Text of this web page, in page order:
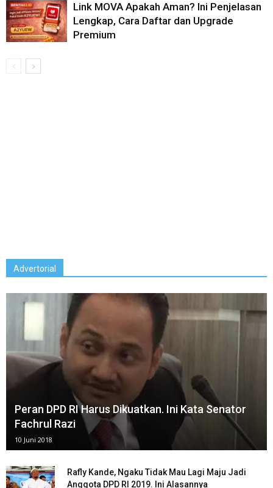
Link MOVA Apakah Aman? Ini Penjelasan
Lengkap, Cara Daftar dan Upgrade
Premium
Advertorial
Peran DPD RI Harus Dikuatkan. Ini Kata Senator
Fachrul Razi
10 Juni 2018
Rafly Kande, Ngaku Tidak Mau Lagi Maju Jadi
Anggota DPD RI 2019. Ini Alasannya